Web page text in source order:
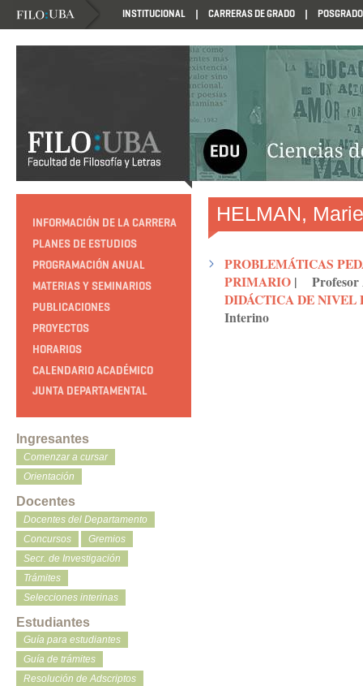
INSTITUCIONAL CARRERAS DE GRADO POSGRADO
HTTP://EDUCACION.FILO.UBA.AR/PROGRAMACION1985
INFORMACIÓN DE LA CARRERA
PLANES DE ESTUDIOS
PROGRAMACIÓN ANUAL
MATERIAS Y SEMINARIOS
PUBLICACIONES
PROYECTOS
HORARIOS
CALENDARIO ACADÉMICO
JUNTA DEPARTAMENTAL
Ingresantes
Comenzar a cursar
Orientación
Docentes
Docentes del Departamento
Concursos
Gremios
Secr. de Investigación
Trámites
Selecciones interinas
Estudiantes
Guía para estudiantes
Guía de trámites
Resolución de Adscriptos
HELMAN,
PROBLEMÁTICAS
PRIMARIO |
DIDÁCTICA DE NIVEL
Interino